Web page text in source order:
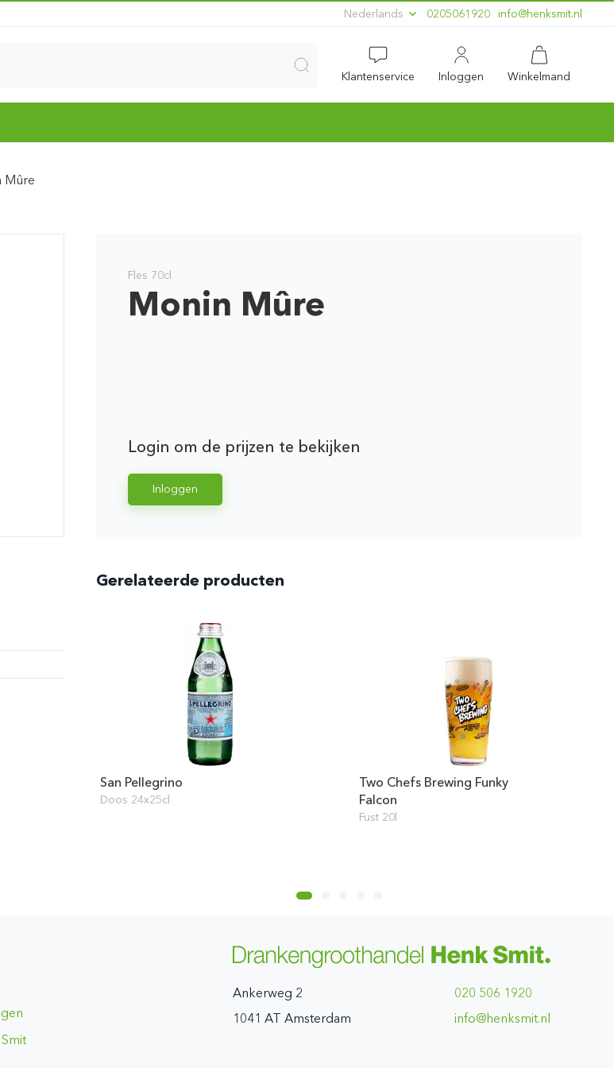
Nederlands 0205061920 ln.timskneh@ofni
Klantenservice Inloggen Winkelmand
Mûre
Fles 70cl
Monin Mûre
Login om de prijzen te bekijken
Inloggen
Gerelateerde producten
San Pellegrino
Doos 24x25cl
Two Chefs Brewing Funky
Falcon
Fust 20l
Ankerweg 2
1041 AT Amsterdam
020 506 1920
ln.timskneh@ofni